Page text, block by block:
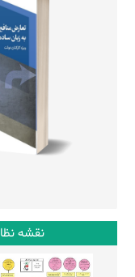
نقشه